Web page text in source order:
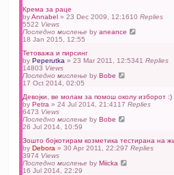
Крема за раце
byAnnabel » 23 Dec 2009, 12:1610 Replies
5522 Views
Последно мислење by aneance
18 Jan 2015, 12:55
Тетоважа и пирсинг
by Peperutka » 23 Mar 2011, 12:5341 Replies
14803 Views
Последно мислење by Bobe
17 Oct 2014, 02:05
Девојки, ве молам за помош околу изборот :)
by Petra » 24 Jul 2014, 21:41 17 Replies
6473 Views
Последно мислење by Bobe
26 Jul 2014, 10:59
Зошто бојкотирам козметика тестирана на
by Debora » 30 Apr 2011, 22:297 Replies
3974 Views
Последно мислење by Miicka
16 Jul 2014, 22:29